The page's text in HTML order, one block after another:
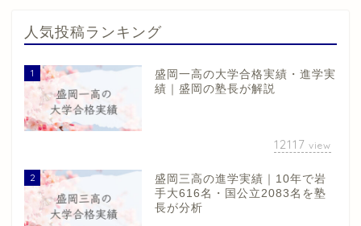
人気投稿ランキング
1
盛岡一高の大学合格実績・進学実
績｜盛岡の塾長が解説
12117 view
2
盛岡三高の進学実績｜10年で岩
手大616名・国公立2083名を塾
長が分析